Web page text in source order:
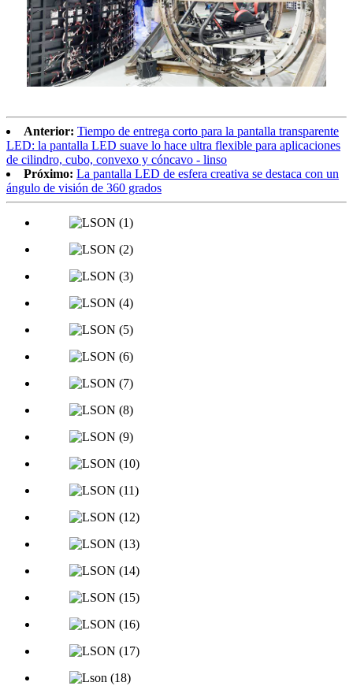
Anterior: Tiempo de entrega corto para la pantalla transparente
LED: la pantalla LED suave lo hace ultra flexible para aplicaciones
de cilindro, cubo, convexo y cóncavo - linso
Próximo: La pantalla LED de esfera creativa se destaca con un
ángulo de visión de 360 ​​grados